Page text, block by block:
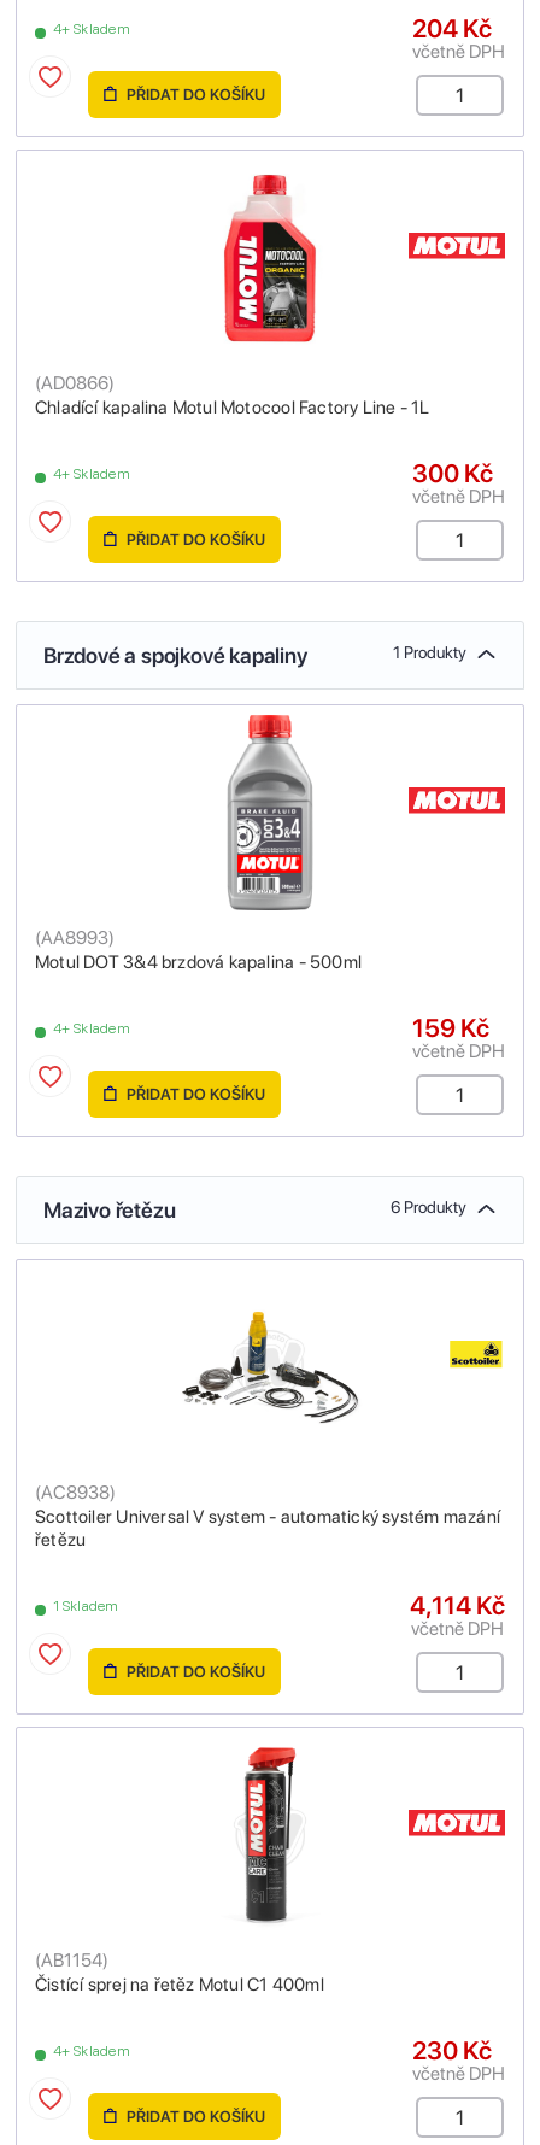
4+ Skladem 204 Kč
včetně DPH
PŘIDAT DO KOŠÍKU
Chladící kapalina Motul Motocool Factory Line - 1L
(AD0866)
4+ Skladem 300 Kč
včetně DPH
PŘIDAT DO KOŠÍKU
Brzdové a spojkové kapaliny 1 Produkty
Motul DOT 3&4 brzdová kapalina - 500ml
(AA8993)
4+ Skladem 159 Kč
včetně DPH
PŘIDAT DO KOŠÍKU
Mazivo řetězu 6 Produkty
Scottoiler Universal V system - automatický systém mazání
řetězu
(AC8938)
1 Skladem 4,114 Kč
včetně DPH
PŘIDAT DO KOŠÍKU
Čistící sprej na řetěz Motul C1 400ml
(AB1154)
4+ Skladem 230 Kč
včetně DPH
PŘIDAT DO KOŠÍKU